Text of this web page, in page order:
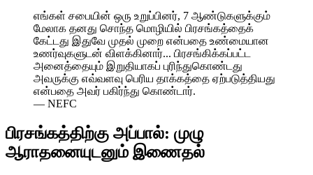
எங்கள் சபையின் ஒரு உறுப்பினர், 7 ஆண்டுகளுக்கும்
மேலாக தனது சொந்த மொழியில் பிரசங்கத்தைக்
கேட்டது இதுவே முதல் முறை என்பதை உண்மையான
உணர்வுகளுடன் விளக்கினார்... பிரசங்கிக்கப்பட்ட
அனைத்தையும் இறுதியாகப் புரிந்துகொண்டது
அவருக்கு எவ்வளவு பெரிய தாக்கத்தை ஏற்படுத்தியது
என்பதை அவர் பகிர்ந்து கொண்டார்.
— NEFC
பிரசங்கத்திற்கு அப்பால்: முழு
ஆராதனையுடனும் இணைதல்